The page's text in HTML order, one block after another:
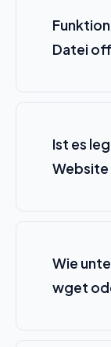
Datei
Ist es
Website
Wie
wget